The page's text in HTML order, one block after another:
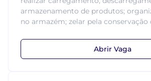
armazenamento de produtos;
no armazém; zelar pela conservação
Abrir Vaga